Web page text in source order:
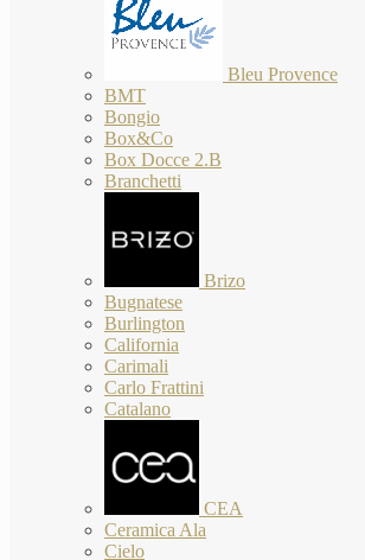
Bleu Provence
BMT
Bongio
Box&Co
Box Docce 2.B
Branchetti
Brizo
Bugnatese
Burlington
California
Carimali
Carlo Frattini
Catalano
CEA
Ceramica Ala
Cielo